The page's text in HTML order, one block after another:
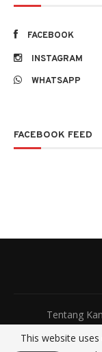
FACEBOOK
INSTAGRAM
WHATSAPP
FACEBOOK FEED
Tentang
@2017 -
This website